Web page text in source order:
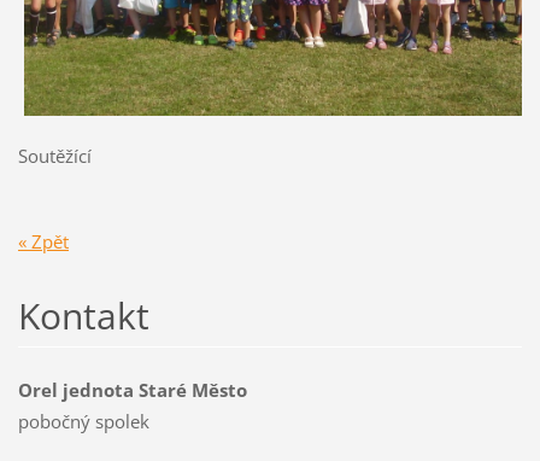
Soutěžící
« Zpět
Kontakt
Orel jednota Staré Město
pobočný spolek